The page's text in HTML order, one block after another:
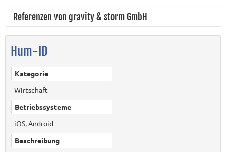
Referenzen von gravity & storm GmbH
Hum-ID
Kategorie
Wirtschaft
Betriebssysteme
iOS, Android
Beschreibung